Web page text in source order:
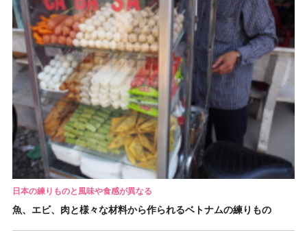
日本の練りものと風味や食感が異なる
魚、エビ、肉と様々な材料から作られるベトナムの練りもの